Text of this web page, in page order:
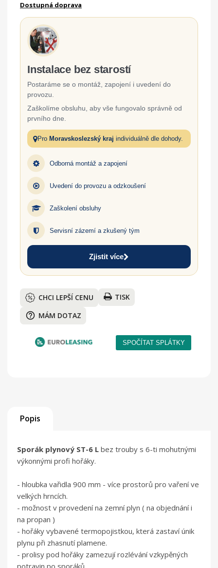
Dostupná doprava
Instalace bez starostí
Postaráme se o montáž, zapojení i uvedení do
provozu.
Zaškolíme obsluhu, aby vše fungovalo správně od
prvního dne.
Pro Moravskoslezský kraj individuálně dle dohody.
Odborná montáž a zapojení
Uvedení do provozu a odzkoušení
Zaškolení obsluhy
Servisní zázemí a zkušený tým
Zjistit více
CHCI LEPŠÍ CENU TISK
help_outline MÁM DOTAZ
Popis
Sporák plynový ST-6 L bez trouby s 6-ti mohutnými
výkonnými profi hořáky.
- hloubka vařidla 900 mm - více prostorů pro vaření ve
velkých hrncích.
- možnost v provedení na zemní plyn ( na objednání i
na propan )
- hořáky vybavené termopojistkou, která zastaví únik
plynu při zhasnutí plamene.
- prolisy pod hořáky zamezují rozlévání vzkypěných